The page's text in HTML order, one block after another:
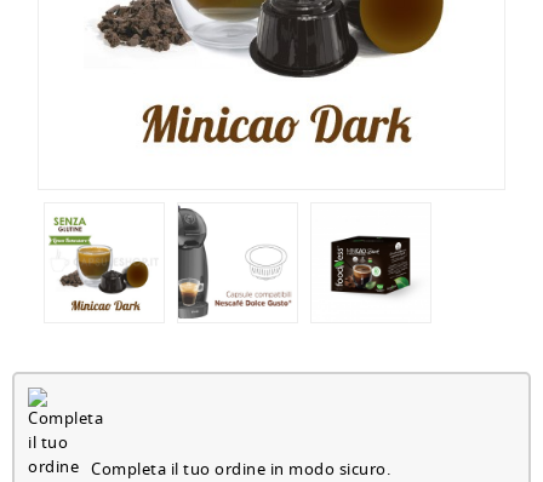
Completa il tuo ordine in modo sicuro.